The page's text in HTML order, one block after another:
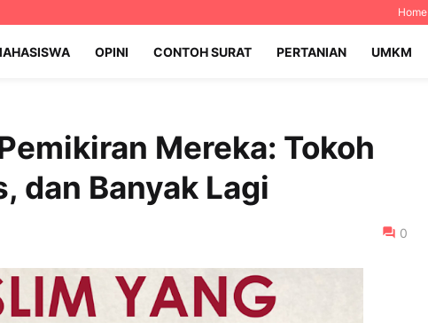
Home
OPINI CONTOH SURAT PERTANIAN UMKM
Mereka: Tokoh
dan Banyak Lagi
0